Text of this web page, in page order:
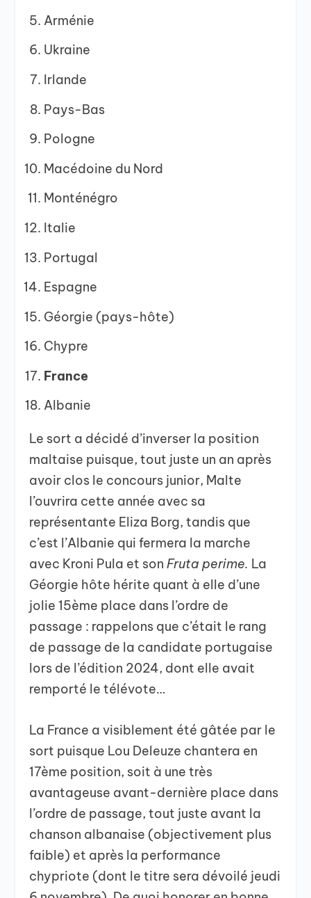
Arménie
Ukraine
Irlande
Pays-Bas
Pologne
Macédoine du Nord
Monténégro
Italie
Portugal
Espagne
Géorgie (pays-hôte)
Chypre
France
Albanie
Le sort a décidé d’inverser la position
maltaise puisque, tout juste un an après
avoir clos le concours junior, Malte
l’ouvrira cette année avec sa
représentante Eliza Borg, tandis que
c’est l’Albanie qui fermera la marche
avec Kroni Pula et sonFruta perime. La
Géorgie hôte hérite quant à elle d’une
jolie 15ème place dans l’ordre de
passage : rappelons que c’était le rang
de passage de la candidate portugaise
lors de l’édition 2024, dont elle avait
remporté le télévote…
La France a visiblement été gâtée par le
sort puisque Lou Deleuze chantera en
17ème position, soit à une très
avantageuse avant-dernière place dans
l’ordre de passage, tout juste avant la
chanson albanaise (objectivement plus
faible) et après la performance
chypriote (dont le titre sera dévoilé jeudi